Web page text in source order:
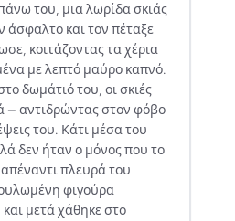
του, μια λωρίδα σκιάς
άσφαλτο και τον πέταξε
κοιτάζοντας τα χέρια
με λεπτό μαύρο καπνό.
δωμάτιό του, οι σκιές
— αντιδρώντας στον φόβο
του. Κάτι μέσα του
δεν ήταν ο μόνος που το
πλευρά του
φιγούρα
μετά χάθηκε στο